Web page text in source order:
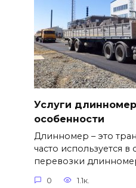
Услуги
особенности
Длинномер – это
часто используется в
перевозки
0 1.1к.